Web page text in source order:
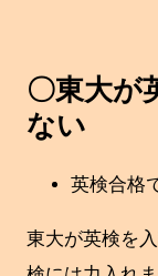
〇東大が
ない
英検合格
東大が英検を